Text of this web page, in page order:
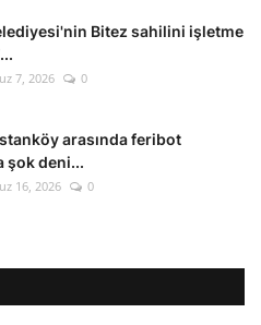
Bitez sahilini işletme
7, 2026 0
arasında feribot
şok deni...
16, 2026 0